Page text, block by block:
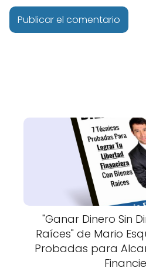
"Ganar Dinero Sin
Raíces" de Mario
Probadas para